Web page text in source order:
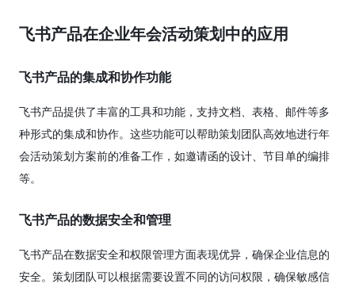
飞书产品在企业年会活动策划中的应用
飞书产品的集成和协作功能
飞书产品提供了丰富的工具和功能，支持文档、表格、邮件等多
种形式的集成和协作。这些功能可以帮助策划团队高效地进行年
会活动策划方案前的准备工作，如邀请函的设计、节目单的编排
等。
飞书产品的数据安全和管理
飞书产品在数据安全和权限管理方面表现优异，确保企业信息的
安全。策划团队可以根据需要设置不同的访问权限，确保敏感信